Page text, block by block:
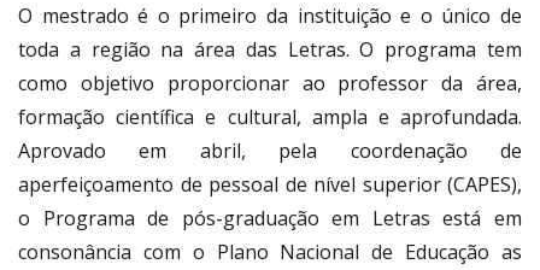
O mestrado é o primeiro da instituição e o único de
toda a região na área das Letras. O programa tem
como objetivo proporcionar ao professor da área,
formação científica e cultural, ampla e aprofundada.
Aprovado em abril, pela coordenação de
aperfeiçoamento de pessoal de nível superior (CAPES),
o Programa de pós-graduação em Letras está em
consonância com o Plano Nacional de Educação as